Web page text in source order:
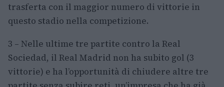
trasferta con il maggior numero di vittorie in
questo stadio nella competizione.
3 – Nelle ultime tre partite contro la Real
Sociedad, il Real Madrid non ha subito gol (3
vittorie) e ha l’opportunità di chiudere altre tre